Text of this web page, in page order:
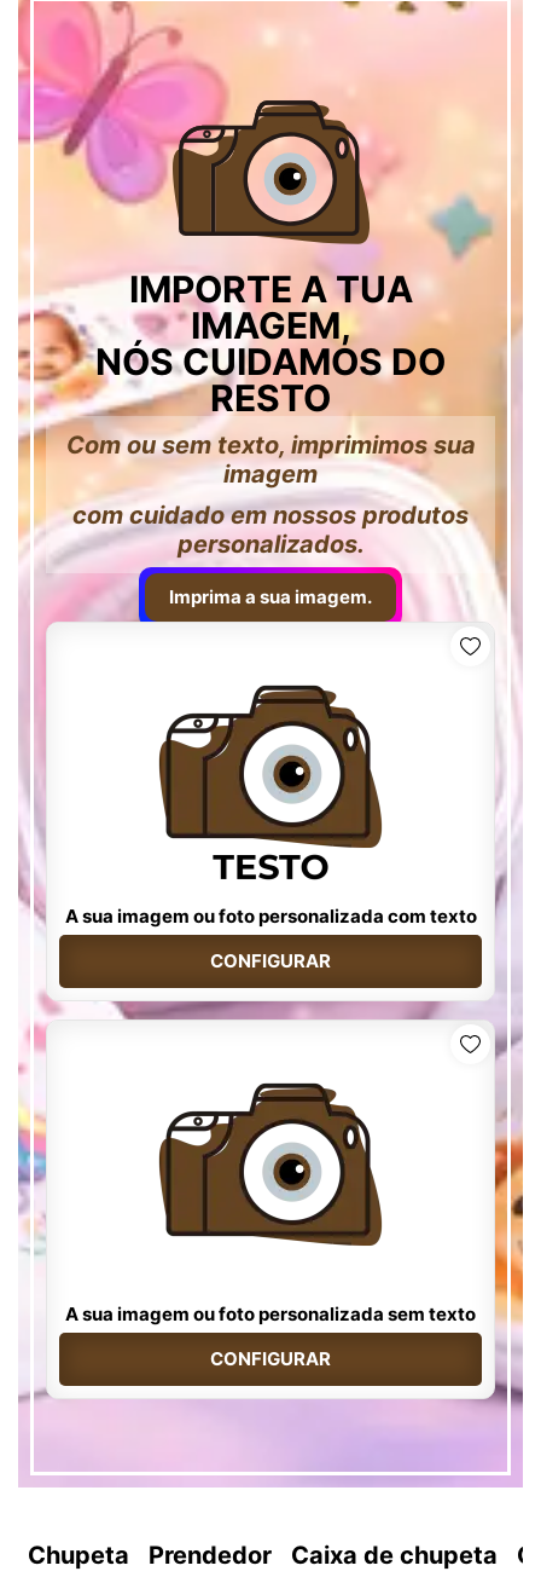
IMPORTE A TUA
IMAGEM,
NÓS CUIDAMOS DO
RESTO
Com ou sem texto, imprimimos sua
imagem
com cuidado em nossos produtos
personalizados.
Imprima a sua imagem.
A sua imagem ou foto personalizada com texto
CONFIGURAR
A sua imagem ou foto personalizada sem texto
CONFIGURAR
Chupeta Prendedor Caixa de chupeta